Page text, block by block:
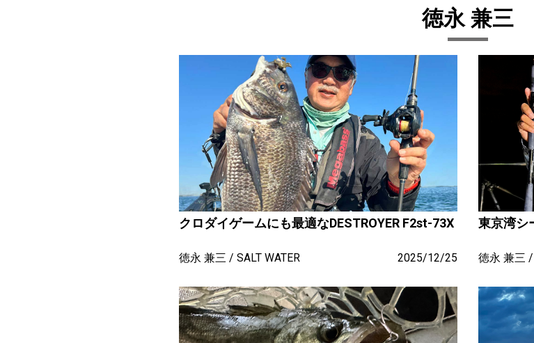
徳永 兼三
クロダイゲームにも最適なDESTROYER F2st-73X
徳永 兼三 SALT WATER 2025/12/25
東京湾シ
徳永 兼三